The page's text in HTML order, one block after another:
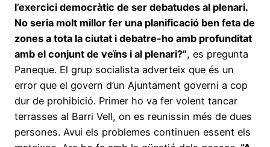
l’exercici democràtic de ser debatudes al plenari.
No seria molt millor fer una planificació ben feta de
zones a tota la ciutat i debatre-ho amb profunditat
amb el conjunt de veïns i al plenari?”, es pregunta
Paneque. El grup socialista adverteix que és un
error que el govern d’un Ajuntament governi a cop
dur de prohibició. Primer ho va fer volent tancar
terrasses al Barri Vell, on es reunissin més de dues
persones. Avui els problemes continuen essent els